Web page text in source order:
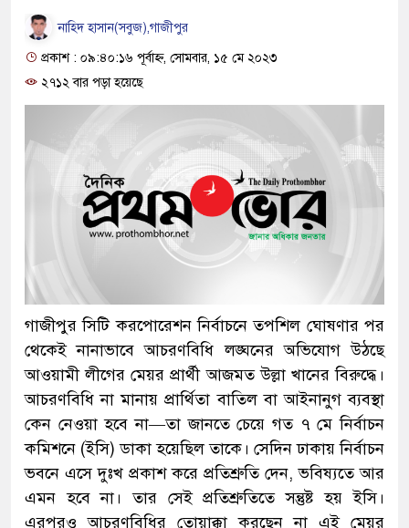
নাহিদ হাসান(সবুজ),গাজীপুর
প্রকাশ : ০৯:৪০:১৬ পূর্বাহ্ন, সোমবার, ১৫ মে ২০২৩
২৭১২ বার পড়া হয়েছে
গাজীপুর সিটি করপোরেশন নির্বাচনে তপশিল ঘোষণার পর
থেকেই নানাভাবে আচরণবিধি লঙ্ঘনের অভিযোগ উঠছে
আওয়ামী লীগের মেয়র প্রার্থী আজমত উল্লা খানের বিরুদ্ধে।
আচরণবিধি না মানায় প্রার্থিতা বাতিল বা আইনানুগ ব্যবস্থা
কেন নেওয়া হবে না—তা জানতে চেয়ে গত ৭ মে নির্বাচন
কমিশনে (ইসি) ডাকা হয়েছিল তাকে। সেদিন ঢাকায় নির্বাচন
ভবনে এসে দুঃখ প্রকাশ করে প্রতিশ্রুতি দেন, ভবিষ্যতে আর
এমন হবে না। তার সেই প্রতিশ্রুতিতে সন্তুষ্ট হয় ইসি।
এরপরও আচরণবিধির তোয়াক্কা করছেন না এই মেয়র